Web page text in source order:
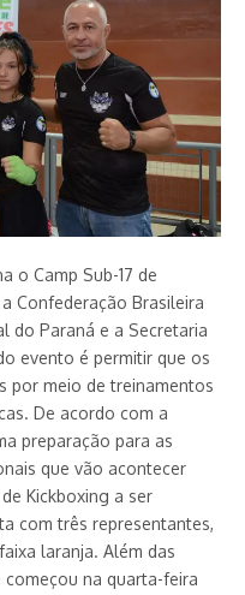
o Camp Sub-17 de
Confederação Brasileira
do Paraná e a Secretaria
evento é permitir que os
por meio de treinamentos
De acordo com a
preparação para as
que vão acontecer
Kickboxing a ser
com três representantes,
laranja. Além das
começou na quarta-feira